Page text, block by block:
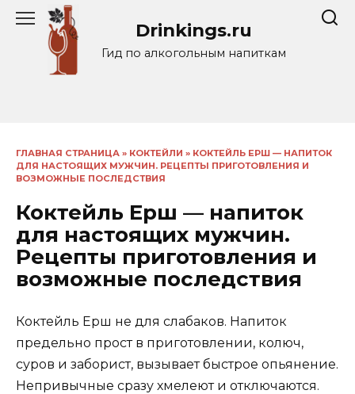
Перейти
содержанию
Drinkings.ru
Гид по алкогольным напиткам
ГЛАВНАЯ СТРАНИЦА » КОКТЕЙЛИ » КОКТЕЙЛЬ ЕРШ — НАПИТОК
ДЛЯ НАСТОЯЩИХ МУЖЧИН. РЕЦЕПТЫ ПРИГОТОВЛЕНИЯ И
ВОЗМОЖНЫЕ ПОСЛЕДСТВИЯ
Коктейль Ерш — напиток
для настоящих мужчин.
Рецепты приготовления и
возможные последствия
Коктейль Ерш не для слабаков. Напиток
предельно прост в приготовлении, колюч,
суров и заборист, вызывает быстрое опьянение.
Непривычные сразу хмелеют и отключаются.